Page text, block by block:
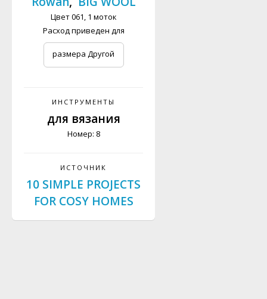
Цвет 061, 1 моток
Расход приведен для
размера Другой
ИНСТРУМЕНТЫ
для вязания
Номер: 8
ИСТОЧНИК
10 SIMPLE PROJECTS
FOR COSY HOMES